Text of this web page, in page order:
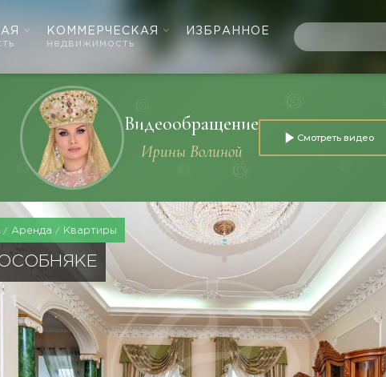
КОММЕРЧЕСКАЯ
недвижимость
ИЗБРАННОЕ
Видеообращение
Ирины Волиной
Смотреть видео
Аренда Квартиры